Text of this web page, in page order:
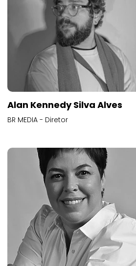
Alan Kennedy Silva Alves
BR MEDIA - Diretor